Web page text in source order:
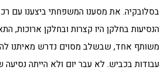
בסלובקיה. את מסענו המשפחתי ביצענו עם
הנסיעות בחלקן היו קצרות ובחלקן ארוכות,
משותף אחד, שבשלב מסוים נדרש מאיתנו
עבודות בכביש. לא עבר יום ולא הייתה נסיעה